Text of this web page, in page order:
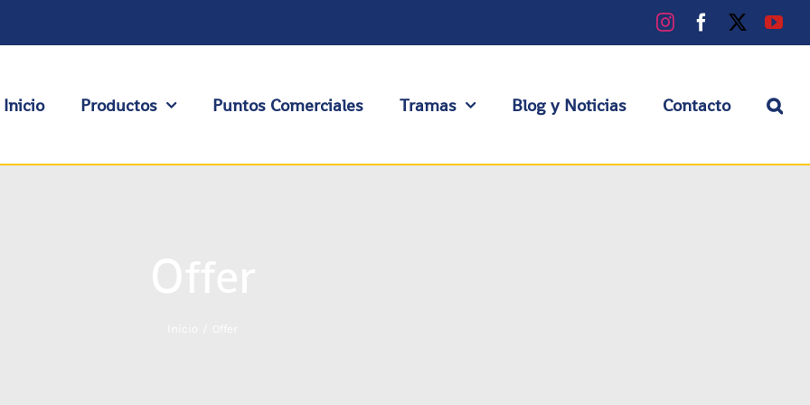
InstagramFacebook
Inicio Productos Puntos Comerciales Tramas Blog y Noticias Contacto